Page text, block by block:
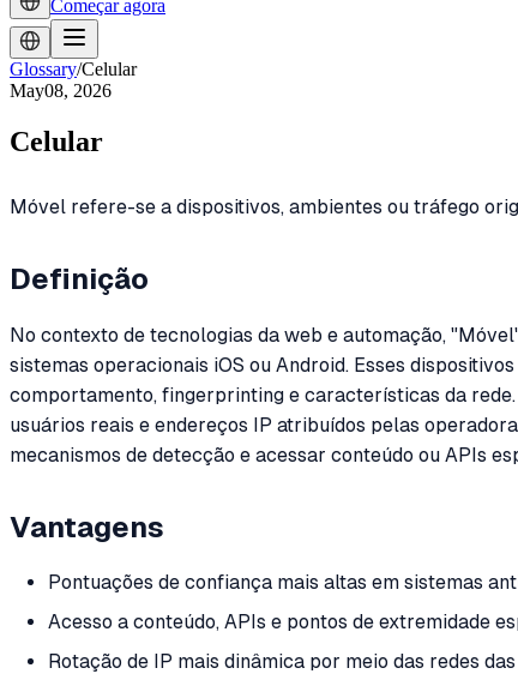
Começar agora
Glossary/Celular
May08, 2026
Celular
Móvel refere-se a dispositivos, ambientes ou tráfego
Definição
No contexto de tecnologias da web e automação,
sistemas operacionais iOS ou Android. Esses
comportamento, fingerprinting e características da
usuários reais e endereços IP atribuídos pelas
mecanismos de detecção e acessar conteúdo ou APIs
Vantagens
Pontuações de confiança mais altas em sistemas
Acesso a conteúdo, APIs e pontos de extremidade
Rotação de IP mais dinâmica por meio das redes